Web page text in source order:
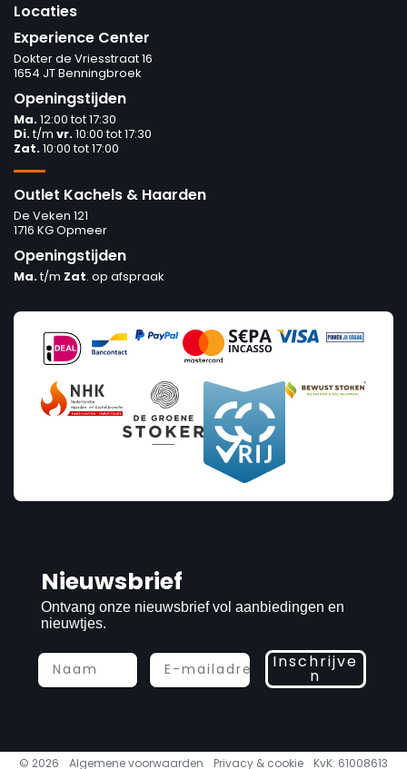
Locaties
Experience Center
Dokter de Vriesstraat 16
1654 JT Benningbroek
Openingstijden
Ma.12:00 tot 17:30
Di.t/m vr.10:00 tot 17:30
Zat.10:00 tot 17:00
Outlet Kachels & Haarden
De Veken 121
1716 KG Opmeer
Openingstijden
Ma.t/m Zat. op afspraak
Nieuwsbrief
Ontvang onze nieuwsbrief vol aanbiedingen en
nieuwtjes.
Inschrijve
n
© 2026 Algemene voorwaarden Privacy & cookie
KvK: 61008613